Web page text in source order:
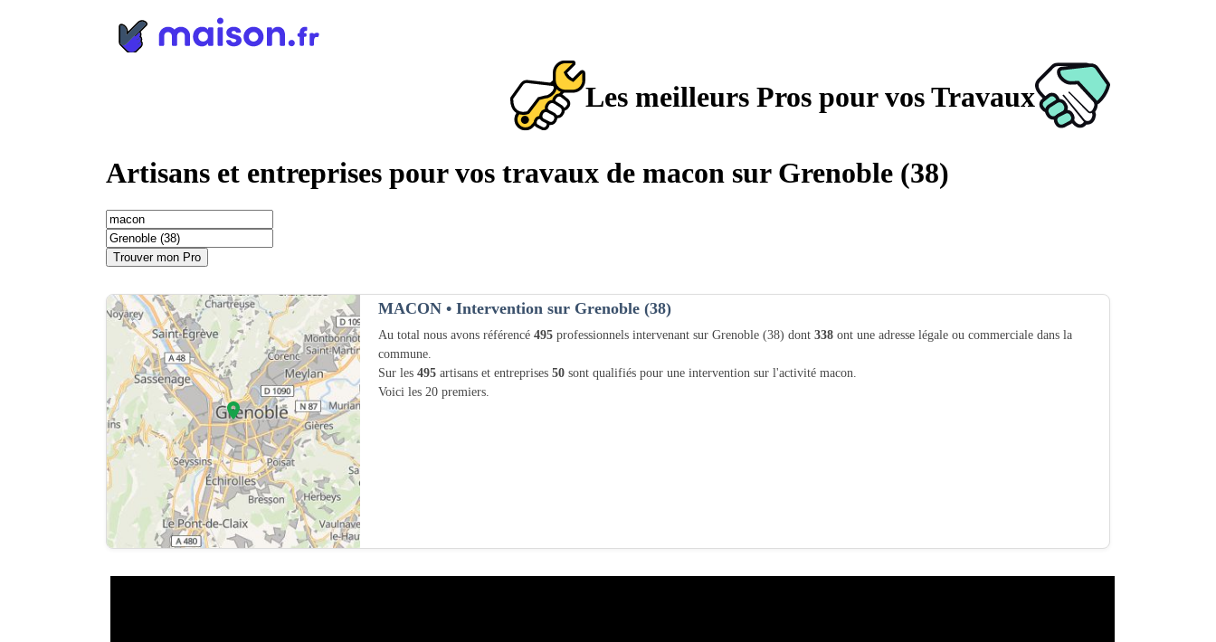
Les meilleurs Pros pour vos Travaux
Artisans et entreprises pour vos travaux de macon sur Grenoble (38)
Trouver mon Pro
MACON • Intervention sur Grenoble (38)
Au total nous avons référencé 495 professionnels intervenant sur Grenoble (38) dont 338 ont une adresse légale ou commerciale dans la
commune.
Sur les 495 artisans et entreprises 50 sont qualifiés pour une intervention sur l'activité macon.
Voici les 20 premiers.